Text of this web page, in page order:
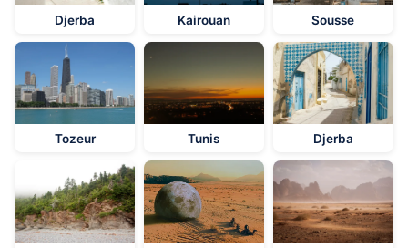
Djerba Kairouan Sousse
Tozeur Tunis Djerba